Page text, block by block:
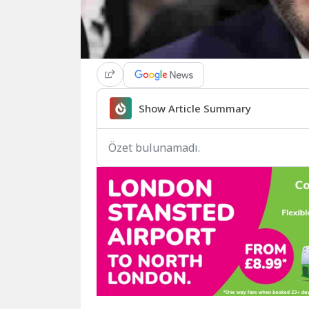
Show Article Summary
Özet bulunamadı.